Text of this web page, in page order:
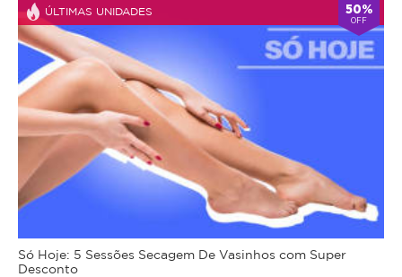
ÚLTIMAS UNIDADES 50%
OFF
Só Hoje: 5 Sessões Secagem De Vasinhos com Super
Desconto